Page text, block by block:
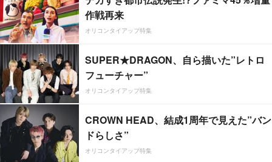
作戦再来
オリコンタイアップ特集
SUPER★DRAGON、自ら描いた”レトロ
フューチャー”
オリコンタイアップ特集
CROWN HEAD、結成1周年で見えた”バン
ドらしさ”
オリコンタイアップ特集